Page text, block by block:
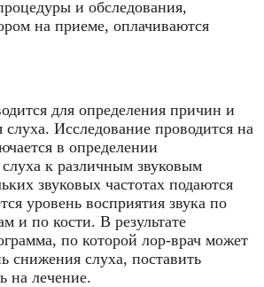
и обследования,
на приеме, оплачиваются
для определения причин и
Исследование проводится на
в определении
слуха к различным звуковым
звуковых частотах подаются
уровень восприятия звука по
и по кости. В результате
по которой лор-врач может
снижения слуха, поставить
на лечение.